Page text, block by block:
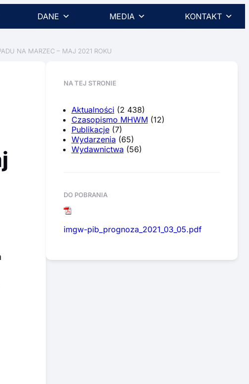
DANE MEDIA KONTAKT
NA MARZEC – MAJ 2021 ROKU
NA TEJ STRONIE
Aktualności (2 438)
Czasopismo MHWM (12)
Publikacje(7)
Wydarzenia (65)
Wydawnictwa (56)
DO POBRANIA
imgw-pib_prognoza_2021_03_05.pdf